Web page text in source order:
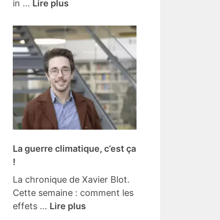
in ... Lire plus
La guerre climatique, c’est ça
!
La chronique de Xavier Blot.
Cette semaine : comment les
effets ... Lire plus